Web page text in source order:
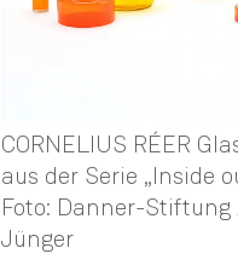
CORNELIUS RÉER
aus der Serie „Inside
Foto: Danner-Stiftung
Jünger